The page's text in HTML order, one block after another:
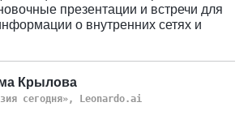
презентации и встречи для
о внутренних сетях и
Крылова
сегодня», Leonardo.ai